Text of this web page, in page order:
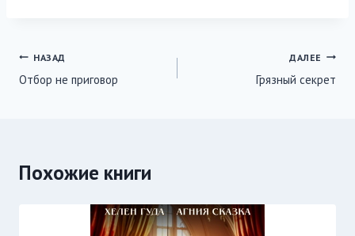
Навигация
по
НАЗАД
Отбор не приговор
ДАЛЕЕ
Грязный секрет
Похожие книги